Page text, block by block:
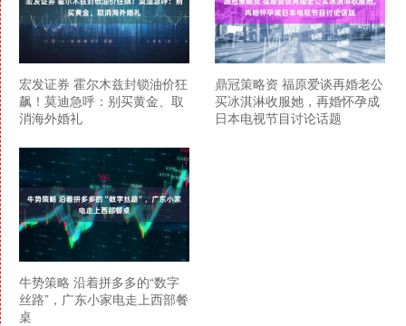
宏发证券 霍尔木兹封锁油价狂
飙！莫迪急呼：别买黄金、取
消海外婚礼
鼎冠策略资 福原爱谈再婚老公
买冰淇淋收服她，再婚怀孕成
日本电视节目讨论话题
牛势策略 沿着拼多多的“数字
丝路”，广东小家电走上西部餐
桌